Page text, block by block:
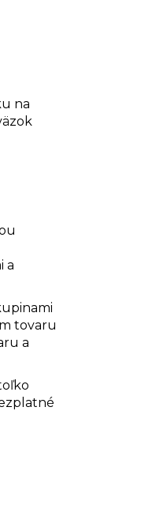
na
a
tovaru
a